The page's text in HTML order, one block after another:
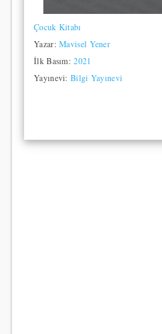
Çocuk Kitabı
Yazar:Mavisel Yener
İlk Basım:2021
Yayınevi: Bilgi Yayınevi